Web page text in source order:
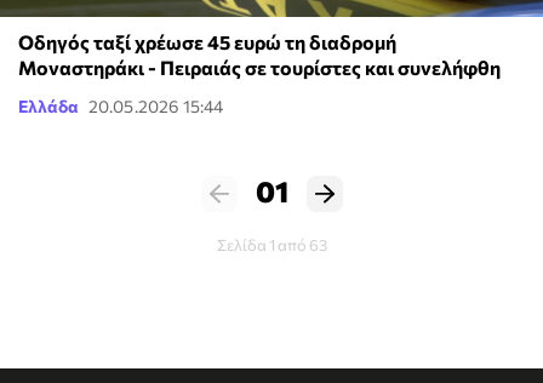
Οδηγός ταξί χρέωσε 45 ευρώ τη διαδρομή
Μοναστηράκι - Πειραιάς σε τουρίστες και συνελήφθη
Ελλάδα 20.05.2026 15:44
01
Σελίδα 1 από 63